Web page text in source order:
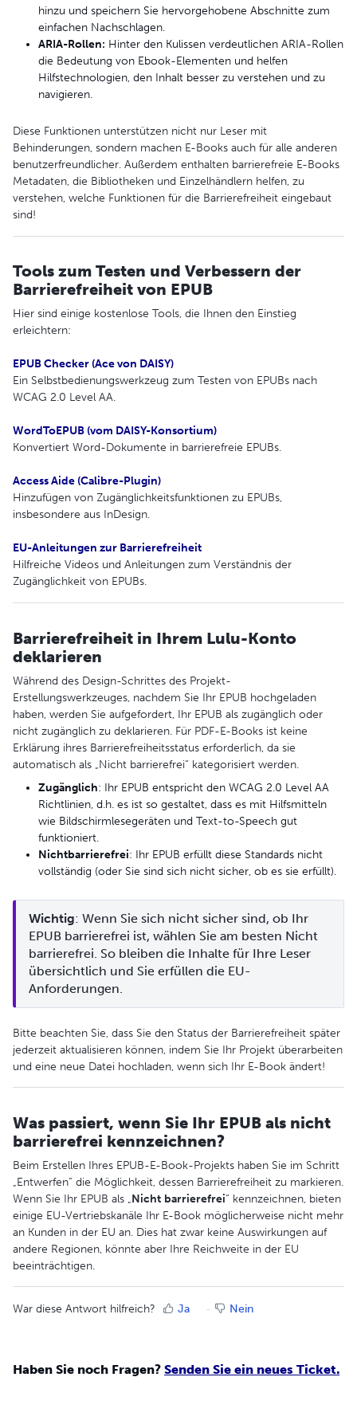
hinzu und speichern Sie hervorgehobene Abschnitte zum
einfachen Nachschlagen.
ARIA-Rollen: Hinter den Kulissen verdeutlichen ARIA-Rollen
die Bedeutung von Ebook-Elementen und helfen
Hilfstechnologien, den Inhalt besser zu verstehen und zu
navigieren.
Diese Funktionen unterstützen nicht nur Leser mit
Behinderungen, sondern machen E-Books auch für alle anderen
benutzerfreundlicher. Außerdem enthalten barrierefreie E-Books
Metadaten, die Bibliotheken und Einzelhändlern helfen, zu
verstehen, welche Funktionen für die Barrierefreiheit eingebaut
sind!
Tools zum Testen und Verbessern der
Barrierefreiheit von EPUB
Hier sind einige kostenlose Tools, die Ihnen den Einstieg
erleichtern:
EPUB Checker (Ace von DAISY)
Ein Selbstbedienungswerkzeug zum Testen von EPUBs nach
WCAG 2.0 Level AA.
WordToEPUB (vom DAISY-Konsortium)
Konvertiert Word-Dokumente in barrierefreie EPUBs.
Access Aide (Calibre-Plugin)
Hinzufügen von Zugänglichkeitsfunktionen zu EPUBs,
insbesondere aus InDesign.
EU-Anleitungen zur Barrierefreiheit
Hilfreiche Videos und Anleitungen zum Verständnis der
Zugänglichkeit von EPUBs.
Barrierefreiheit in Ihrem Lulu-Konto
deklarieren
Während des Design-Schrittes des Projekt-
Erstellungswerkzeuges, nachdem Sie Ihr EPUB hochgeladen
haben, werden Sie aufgefordert, Ihr EPUB als zugänglich oder
nicht zugänglich zu deklarieren. Für PDF-E-Books ist keine
Erklärung ihres Barrierefreiheitsstatus erforderlich, da sie
automatisch als „Nicht barrierefrei“ kategorisiert werden.
Zugänglich: Ihr EPUB entspricht den WCAG 2.0 Level AA
Richtlinien, d.h. es ist so gestaltet, dass es mit Hilfsmitteln
wie Bildschirmlesegeräten und Text-to-Speech gut
funktioniert.
Nichtbarrierefrei: Ihr EPUB erfüllt diese Standards nicht
vollständig (oder Sie sind sich nicht sicher, ob es sie erfüllt).
Wichtig: Wenn Sie sich nicht sicher sind, ob Ihr
EPUB barrierefrei ist, wählen Sie am besten Nicht
barrierefrei. So bleiben die Inhalte für Ihre Leser
übersichtlich und Sie erfüllen die EU-
Anforderungen.
Bitte beachten Sie, dass Sie den Status der Barrierefreiheit später
jederzeit aktualisieren können, indem Sie Ihr Projekt überarbeiten
und eine neue Datei hochladen, wenn sich Ihr E-Book ändert!
Was passiert, wenn Sie Ihr EPUB als nicht
barrierefrei kennzeichnen?
Beim Erstellen Ihres EPUB-E-Book-Projekts haben Sie im Schritt
„Entwerfen“ die Möglichkeit, dessen Barrierefreiheit zu markieren.
Wenn Sie Ihr EPUB als „Nicht barrierefrei“ kennzeichnen, bieten
einige EU-Vertriebskanäle Ihr E-Book möglicherweise nicht mehr
an Kunden in der EU an. Dies hat zwar keine Auswirkungen auf
andere Regionen, könnte aber Ihre Reichweite in der EU
beeinträchtigen.
War diese Antwort hilfreich? Ja Nein
Haben Sie noch Fragen? Senden Sie ein neues Ticket.